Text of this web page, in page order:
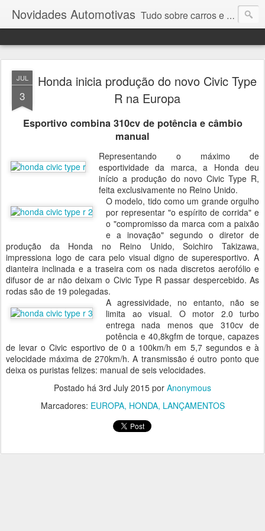
Novidades Automotivas Tudo sobre carros e motores
JUL
3
Honda inicia produção do novo Civic Type
R na Europa
Esportivo combina 310cv de potência e câmbio
manual
Representando o máximo de
esportividade da marca, a Honda deu
início a produção do novo Civic Type R,
feita exclusivamente no Reino Unido.
O modelo, tido como um grande orgulho
por representar "o espírito de corrida" e
o "compromisso da marca com a paixão
e a inovação" segundo o diretor de
produção da Honda no Reino Unido, Soichiro Takizawa,
impressiona logo de cara pelo visual digno de superesportivo. A
dianteira inclinada e a traseira com os nada discretos aerofólio e
difusor de ar não deixam o Civic Type R passar despercebido. As
rodas são de 19 polegadas.
A agressividade, no entanto, não se
limita ao visual. O motor 2.0 turbo
entrega nada menos que 310cv de
potência e 40,8kgfm de torque, capazes
de levar o Civic esportivo de 0 a 100km/h em 5,7 segundos e à
velocidade máxima de 270km/h. A transmissão é outro ponto que
deixa os puristas felizes: manual de seis velocidades.
Postado há 3rd July 2015 por Anonymous
Marcadores: EUROPA HONDA LANÇAMENTOS